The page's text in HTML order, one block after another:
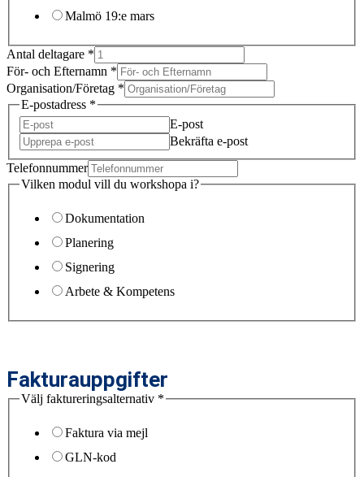
Malmö 19:e mars
Antal deltagare *
För- och Efternamn *
Organisation/Företag *
E-postadress *
E-post
Bekräfta e-post
Telefonnummer
Vilken modul vill du workshopa i?
Dokumentation
Planering
Signering
Arbete & Kompetens
Fakturauppgifter
Välj faktureringsalternativ *
Faktura via mejl
GLN-kod